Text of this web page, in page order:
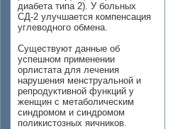
диабета типа 2). У больных
СД-2 улучшается компенсация
углеводного обмена.
Существуют данные об
успешном применении
орлистата для лечения
нарушения менструальной и
репродуктивной функций у
женщин с метаболическим
синдромом и синдромом
поликистозных яичников.